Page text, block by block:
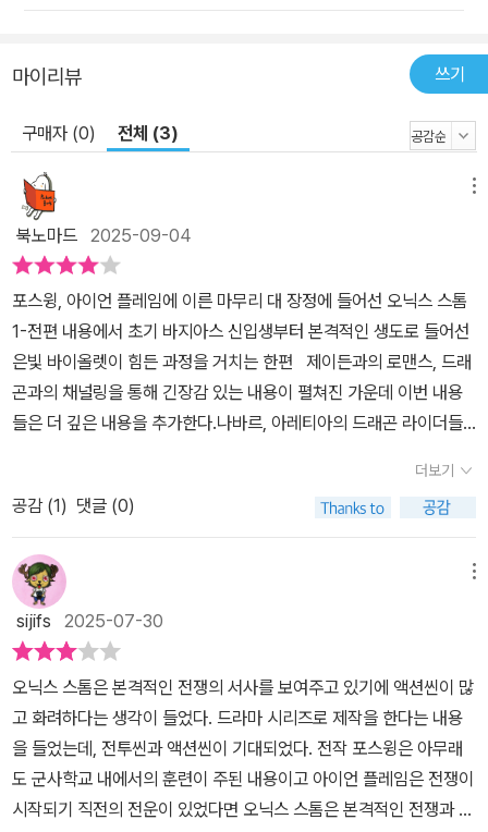
《오닉스 스톰》은 두 권으로 나눠 출간하게 되었다. 이 시리즈는 전 세
계 43개국에 번역 출판된 도서 중 유일하게 두 가지 버전의 표지를
트레이터와의 협업으로 주인공들을 각기 다른 매력으로 구현한 특별
일러스트 커버가 들어 있다(한정 수량). 《오닉스 스톰》은 ‘일러스트
계의 레전드’로 불리는 ‘필연 작가’의 아름다운 일러스트와 함께, 제이
든 시점의 미공개 에피소드를 담은 ‘포스 윙 외전’을 초판본에 한하여
선보이니, 부디 독자들을 위해 준비된 이 기회와 즐거움을 놓치지 않
길 바란다. *로맨스판타지를 대중 장르로 만든 엠피리언 시리즈1부
《포스 윙》2부 《아이언 플레임》(전 2권)3부 《오닉스 스톰》(전 2권)
마이리뷰 쓰기
구매자 (0) 전체 (3)
북노마드 2025-09-04
포스윙, 아이언 플레임에 이른 마무리 대 장정에 들어선 오닉스 스톰
1-전편 내용에서 초기 바지아스 신입생부터 본격적인 생도로 들어선
은빛 바이올렛이 힘든 과정을 거치는 한편 제이든과의 로맨스, 드래
곤과의 채널링을 통해 긴장감 있는 내용이 펼쳐진 가운데 이번 내용
들은 더 깊은 내용을 추가한다.나바르, 아레티아의 드래곤 라이더들
생자를 낳은 가운데 군사학교 내에서도 베닌의 존재가 있다는 사실을
알게 된 바이올렛 및 동기들의 활약은 동맹군을 더 얻기 위한 모험으
로 진행된다.여기에 제이든이 베닌의 영향을 받은 결과 오닉스 눈동
자 둘레에 베닌만이 갖고 있는 특징을 갖게 되면서 그를 위한 치료를
찾기 위한 미션이 주어졌으니 한시도 편할 날이 없는 바이올렛의 삶
은 불안하면서도 둘에 대한 사랑은 더욱 끈끈해진다. 보호막을 넘어
동맹군을 맺기 위해 출정한 가운데 드래곤 앤다나의 종족을 찾기 위
한 제7의 드래곤 계획 또한 함께 진행된다는 흐름들, 과연 바이올렛
은 이 난관을 어떻게 극복할 수 있을까?판타지와 로맨스가 결합한 장
르로써 펼쳐지는 가공의 드래곤 활약들과 아군이라도 믿지 못할 상황
이 닥치면서 겪는 여정들이 여전히 흡입력 높은 내용을 들려준다.한
꺼풀 벗겨내면 또 다른 비밀이 드러나는 과정 속에서 바이올렛이 품
더보기
공감 (1) 댓글 (0)
sijifs 2025-07-30
오닉스 스톰은 본격적인 전쟁의 서사를 보여주고 있기에 액션씬이 많
고 화려하다는 생각이 들었다. 드라마 시리즈로 제작을 한다는 내용
을 들었는데, 전투씬과 액션씬이 기대되었다. 전작 포스윙은 아무래
도 군사학교 내에서의 훈련이 주된 내용이고 아이언 플레임은 전쟁이
시작되기 직전의 전운이 있었다면 오닉스 스톰은 본격적인 전쟁과 함